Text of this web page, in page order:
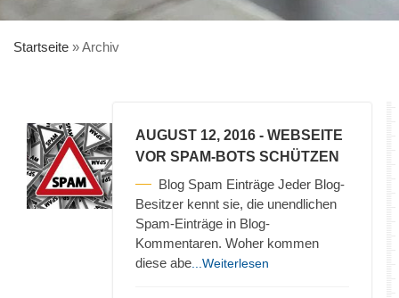
Startseite »Archiv
AUGUST 12, 2016 - WEBSEITE
VOR SPAM-BOTS SCHÜTZEN
Blog Spam Einträge Jeder Blog-
Besitzer kennt sie, die unendlichen
Spam-Einträge in Blog-
Kommentaren. Woher kommen
diese abe ...Weiterlesen